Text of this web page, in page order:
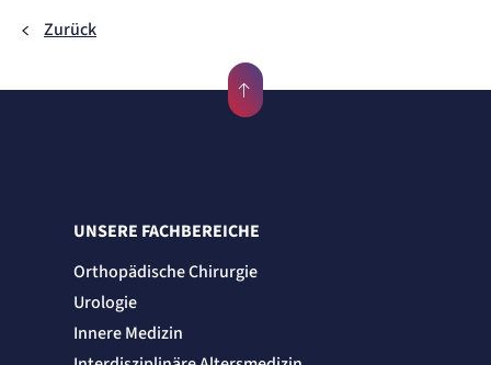
Zurück
UNSERE FACHBEREICHE
Orthopädische Chirurgie
Urologie
Innere Medizin
fe_typo_user
Zweck:
Dient der Identifizierung eines Anwenders und der besseren Bedienerführung.
Name:
Anbieter:
Behält die Zustände des Benutzers bei allen Seitenanfragen bei.
Cookie Laufzeit: